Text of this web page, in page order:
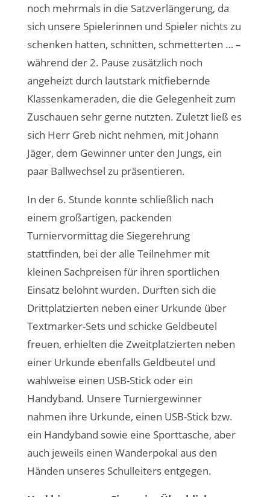
noch mehrmals in die Satzverlängerung, da
sich unsere Spielerinnen und Spieler nichts zu
schenken hatten, schnitten, schmetterten … –
während der 2. Pause zusätzlich noch
angeheizt durch lautstark mitfiebernde
Klassenkameraden, die die Gelegenheit zum
Zuschauen sehr gerne nutzten. Zuletzt ließ es
sich Herr Greb nicht nehmen, mit Johann
Jäger, dem Gewinner unter den Jungs, ein
paar Ballwechsel zu präsentieren.
In der 6. Stunde konnte schließlich nach
einem großartigen, packenden
Turniervormittag die Siegerehrung
stattfinden, bei der alle Teilnehmer mit
kleinen Sachpreisen für ihren sportlichen
Einsatz belohnt wurden. Durften sich die
Drittplatzierten neben einer Urkunde über
Textmarker-Sets und schicke Geldbeutel
freuen, erhielten die Zweitplatzierten neben
einer Urkunde ebenfalls Geldbeutel und
wahlweise einen USB-Stick oder ein
Handyband. Unsere Turniergewinner
nahmen ihre Urkunde, einen USB-Stick bzw.
ein Handyband sowie eine Sporttasche, aber
auch jeweils einen Wanderpokal aus den
Händen unseres Schulleiters entgegen.